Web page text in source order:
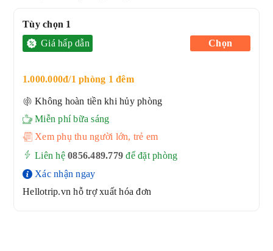
Tùy chọn 1
Giá hấp dẫn
1.000.000đ/1 phòng 1 đêm
Không hoàn tiền khi hủy phòng
Miễn phí bữa sáng
Xem phụ thu người lớn, trẻ em
Liên hệ 0856.489.779 để đặt phòng
Xác nhận ngay
Hellotrip.vn hỗ trợ xuất hóa đơn
Chọn